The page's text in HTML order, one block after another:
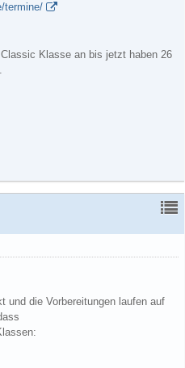
termine/
Klasse an bis jetzt haben 26
und die Vorbereitungen laufen auf